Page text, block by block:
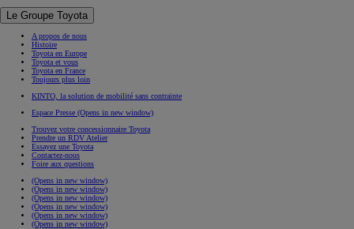
Le Groupe Toyota
A propos de nous
Histoire
Toyota en Europe
Toyota et vous
Toyota en France
Toujours plus loin
KINTO, la solution de mobilité sans contrainte
Espace Presse (Opens in new window)
Trouvez votre concessionnaire Toyota
Prendre un RDV Atelier
Essayez une Toyota
Contactez-nous
Foire aux questions
(Opens in new window)
(Opens in new window)
(Opens in new window)
(Opens in new window)
(Opens in new window)
(Opens in new window)